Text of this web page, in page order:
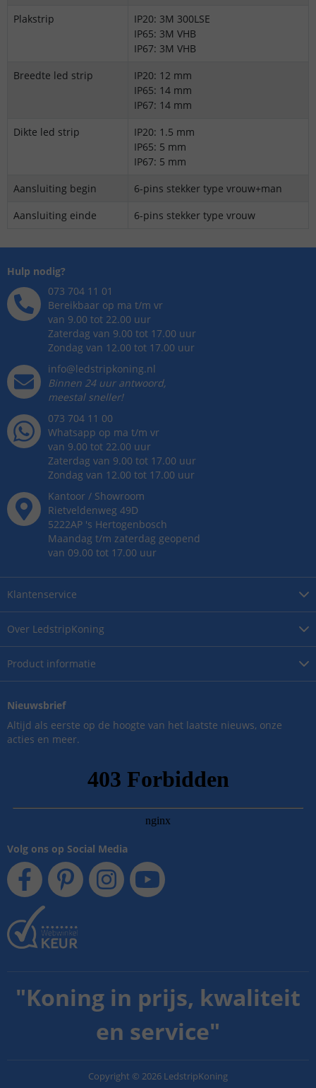
Plakstrip
IP20: 3M 300LSE
IP65: 3M VHB
IP67: 3M VHB
Breedte led strip
IP20: 12 mm
IP65: 14 mm
IP67: 14 mm
Dikte led strip
IP20: 1.5 mm
IP65: 5 mm
IP67: 5 mm
Aansluiting begin
6-pins stekker type vrouw+man
Aansluiting einde
6-pins stekker type vrouw
Over LedstripKoning
Product informatie
Klantenservice
Hulp nodig?
073 704 11 01
Bereikbaar op ma t/m vr
van 9.00 tot 22.00 uur
Zaterdag van 9.00 tot 17.00 uur
Zondag van 12.00 tot 17.00 uur
info@ledstripkoning.nl
Binnen 24 uur antwoord,
meestal sneller!
073 704 11 00
Whatsapp op ma t/m vr
van 9.00 tot 22.00 uur
Zaterdag van 9.00 tot 17.00 uur
Zondag van 12.00 tot 17.00 uur
Kantoor / Showroom
Rietveldenweg 49D
5222AP 's Hertogenbosch
Maandag t/m zaterdag geopend
van 09.00 tot 17.00 uur
Nieuwsbrief
Altijd als eerste op de hoogte van het laatste nieuws, onze
acties en meer.
Volg ons op Social Media
"Koning in prijs, kwaliteit
en service"
Copyright © 2026 LedstripKoning